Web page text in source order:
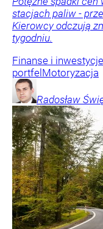
stacjach paliw -
Kierowcy odczują
tygodniu.
Finanse i inwestycje
portfel Motoryzacja
Radosław